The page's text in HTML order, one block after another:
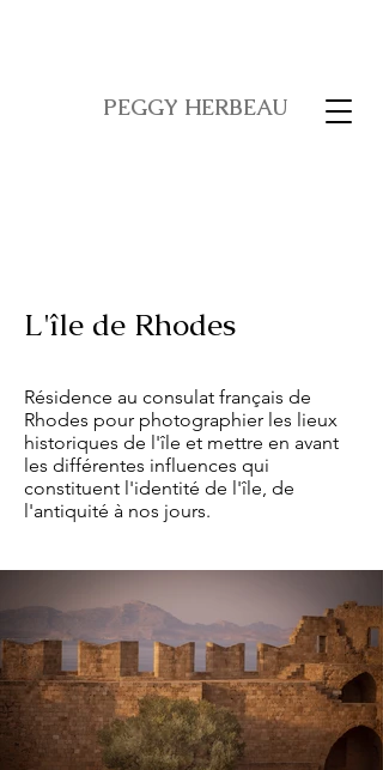
PEGGY HERBEAU
L'île de Rhodes
Résidence au consulat français de
Rhodes pour photographier les lieux
historiques de l'île et mettre en avant
les différentes influences qui
constituent l'identité de l'île, de
l'antiquité à nos jours.